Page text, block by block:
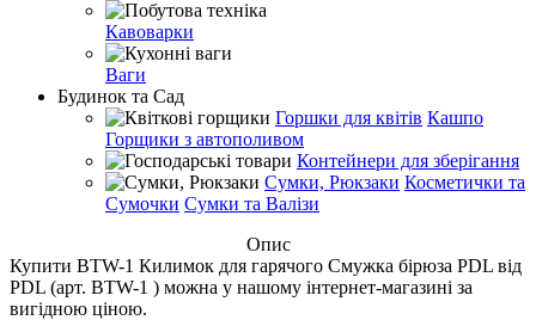
Кавоварки
Ваги
Будинок та Сад
Горшки для квітів Кашпо
Горщики з автополивом
Контейнери для зберігання
Сумки, Рюкзаки Косметички та
Сумочки Сумки та Валізи
Опис
Купити BTW-1 Килимок для гарячого Смужка бірюза PDL від
PDL (арт. BTW-1 ) можна у нашому інтернет-магазині за
вигідною ціною.